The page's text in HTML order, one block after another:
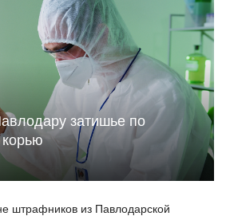
затишье по
корью
штрафников из Павлодарской